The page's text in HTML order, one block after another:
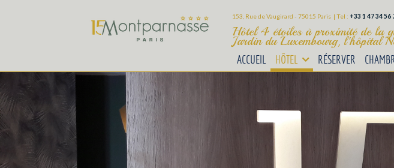
153, Rue de Vaugirard - 75015 Paris | Tel : +33 1 47 34 56
Hôtel 4 étoiles à proximité de la
Jardin du Luxembourg, l'hôpital
ACCUEIL HÔTEL RÉSERVER